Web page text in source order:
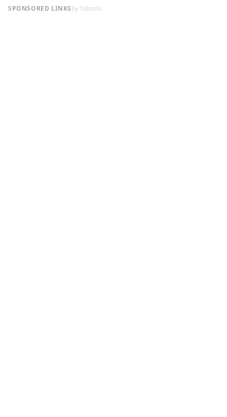
SPONSORED LINKSby Taboola